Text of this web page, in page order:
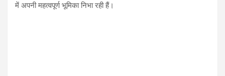
में अपनी महत्वपूर्ण भूमिका निभा रही हैं।